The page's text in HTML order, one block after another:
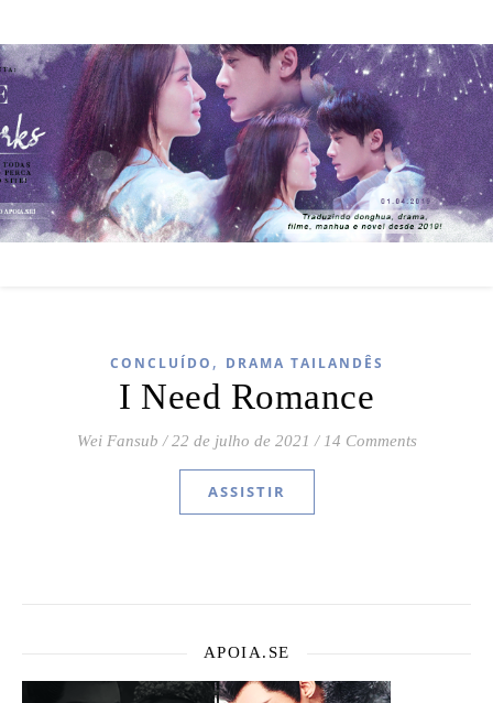
CONCLUÍDO , DRAMA TAILANDÊS
I Need Romance
Wei Fansub / 22 de julho de 2021 / 14 Comments
ASSISTIR
APOIA.SE